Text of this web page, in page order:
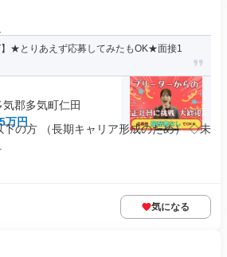
】★とりあえず応募してみたもOK★面接1
郡多気町仁田
万円
下の方 （長期キャリア形成のため） ◇未
気になる